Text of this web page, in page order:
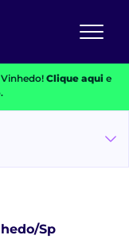
Clique aquie
Sp